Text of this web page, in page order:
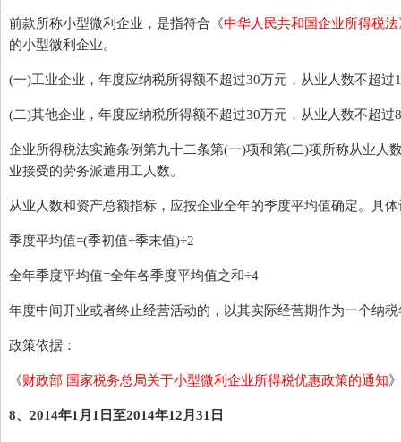
前款所称小型微利企业，是指符合《中华人民共和国企业所得税法
的小型微利企业。
(一)工业企业，年度应纳税所得额不超过30万元，从业人数不超过
(二)其他企业，年度应纳税所得额不超过30万元，从业人数不超过
企业所得税法实施条例第九十二条第(一)项和第(二)项所称从业人
业接受的劳务派遣用工人数。
从业人数和资产总额指标，应按企业全年的季度平均值确定。具
季度平均值=(季初值+季末值)÷2
全年季度平均值=全年各季度平均值之和÷4
年度中间开业或者终止经营活动的，以其实际经营期作为一个纳
政策依据：
《财政部 国家税务总局关于小型微利企业所得税优惠政策的通知
8、2014年1月1日至2014年12月31日